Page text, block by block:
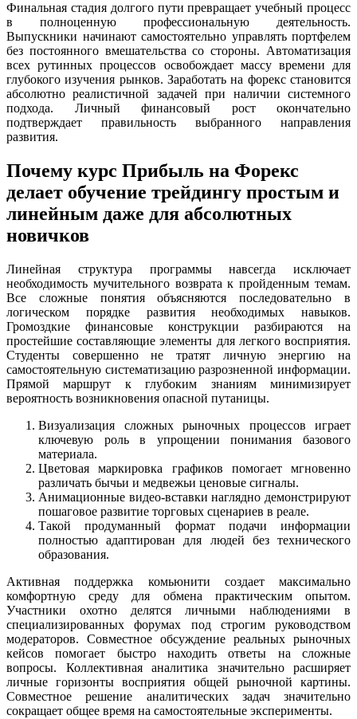
Финальная стадия долгого пути превращает учебный процесс
в полноценную профессиональную деятельность.
Выпускники начинают самостоятельно управлять портфелем
без постоянного вмешательства со стороны. Автоматизация
всех рутинных процессов освобождает массу времени для
глубокого изучения рынков. Заработать на форекс становится
абсолютно реалистичной задачей при наличии системного
подхода. Личный финансовый рост окончательно
подтверждает правильность выбранного направления
развития.
Почему курс Прибыль на Форекс
делает обучение трейдингу простым и
линейным даже для абсолютных
новичков
Линейная структура программы навсегда исключает
необходимость мучительного возврата к пройденным темам.
Все сложные понятия объясняются последовательно в
логическом порядке развития необходимых навыков.
Громоздкие финансовые конструкции разбираются на
простейшие составляющие элементы для легкого восприятия.
Студенты совершенно не тратят личную энергию на
самостоятельную систематизацию разрозненной информации.
Прямой маршрут к глубоким знаниям минимизирует
вероятность возникновения опасной путаницы.
Визуализация сложных рыночных процессов играет
ключевую роль в упрощении понимания базового
материала.
Цветовая маркировка графиков помогает мгновенно
различать бычьи и медвежьи ценовые сигналы.
Анимационные видео-вставки наглядно демонстрируют
пошаговое развитие торговых сценариев в реале.
Такой продуманный формат подачи информации
полностью адаптирован для людей без технического
образования.
Активная поддержка комьюнити создает максимально
комфортную среду для обмена практическим опытом.
Участники охотно делятся личными наблюдениями в
специализированных форумах под строгим руководством
модераторов. Совместное обсуждение реальных рыночных
кейсов помогает быстро находить ответы на сложные
вопросы. Коллективная аналитика значительно расширяет
личные горизонты восприятия общей рыночной картины.
Совместное решение аналитических задач значительно
сокращает общее время на самостоятельные эксперименты.